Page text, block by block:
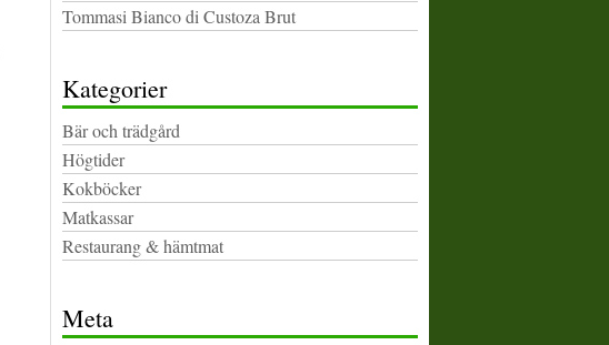
Tommasi Bianco di Custoza Brut
Kategorier
Bär och trädgård
Högtider
Kokböcker
Matkassar
Restaurang & hämtmat
Meta